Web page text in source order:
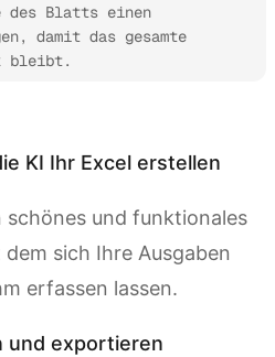
des Blatts einen
damit das gesamte
bleibt.
KI Ihr Excel erstellen
schönes und funktionales
sich Ihre Ausgaben
erfassen lassen.
und exportieren